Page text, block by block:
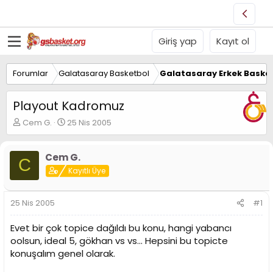
Giriş yap Kayıt ol
Forumlar Galatasaray Basketbol Galatasaray Erkek
Playout Kadromuz
K
o
u
y
B
a
ş
a
t
a
Cem G.
B
a
l
a
n
g
a
i
25 Nis 2005
C Cem G.
Kayıtlı Üye
25 Nis 2005 #1
Evet bir çok topice dağıldı bu konu, hangi yabancı
oolsun, ideal 5, gökhan vs vs... Hepsini bu topicte
konuşalım genel olarak.